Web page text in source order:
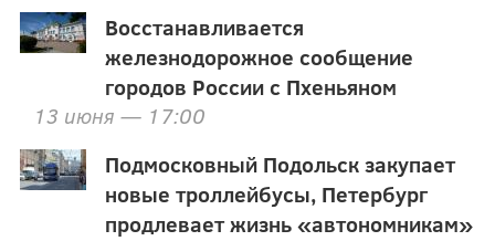
Восстанавливается
железнодорожное сообщение
городов России с Пхеньяном
13 июня — 17:00
Подмосковный Подольск закупает
новые троллейбусы, Петербург
продлевает жизнь «автономникам»